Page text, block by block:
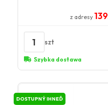
z adresy
1 szt
Szybka dostawa
DOSTUPNÝ IHNEĎ